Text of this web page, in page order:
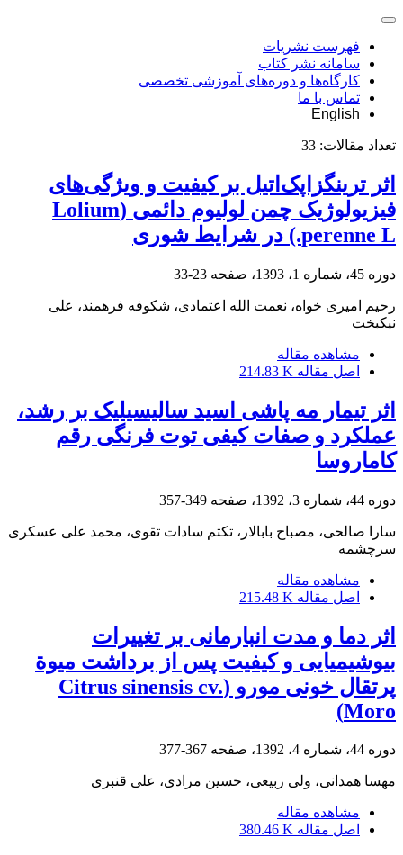
فهرست نشریات
سامانه نشر کتاب
کارگاه‌ها و دوره‌های آموزشی تخصصی
تماس با ما
English
تعداد مقالات: 33
اثر ترینگزاپک‌اتیل بر کیفیت و ویژگی‌های
فیزیولوژیک چمن لولیوم دائمی (Lolium
perenne L.) در شرایط شوری
دوره 45، شماره 1، 1393، صفحه 23-33
رحیم امیری خواه، نعمت الله اعتمادی، شکوفه فرهمند، علی
نیکبخت
مشاهده مقاله
اصل مقاله 214.83 K
اثر تیمار مه پاشی اسید سالیسیلیک بر رشد،
عملکرد و صفات کیفی توت فرنگی رقم
کاماروسا
دوره 44، شماره 3، 1392، صفحه 349-357
سارا صالحی، مصباح بابالار، تکتم سادات تقوی، محمد علی عسکری
سرچشمه
مشاهده مقاله
اصل مقاله 215.48 K
اثر دما و مدت انبارمانی بر تغییرات
بیوشیمیایی و کیفیت پس از برداشت میوة
پرتقال خونی مورو (Citrus sinensis cv.
Moro)
دوره 44، شماره 4، 1392، صفحه 367-377
مهسا همدانی، ولی ربیعی، حسین مرادی، علی قنبری
مشاهده مقاله
اصل مقاله 380.46 K